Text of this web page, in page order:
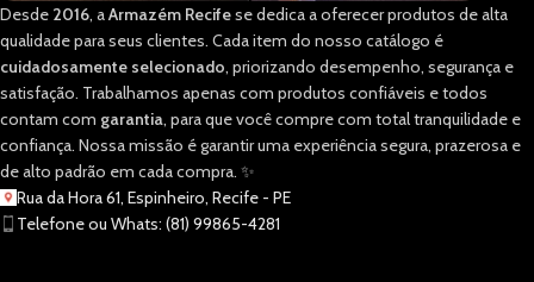
Desde 2016, aArmazém Recifese dedica a oferecer produtos de alta
qualidade para seus clientes. Cada item do nosso catálogo é
cuidadosamente selecionado, priorizando desempenho, segurança e
satisfação. Trabalhamos apenas com produtos confiáveis e todos
contam com garantia, para que você compre com total tranquilidade e
confiança. Nossa missão é garantir uma experiência segura, prazerosa e
de alto padrão em cada compra. ✨
Rua da Hora 61, Espinheiro, Recife - PE
Telefone ou Whats: (81) 99865-4281